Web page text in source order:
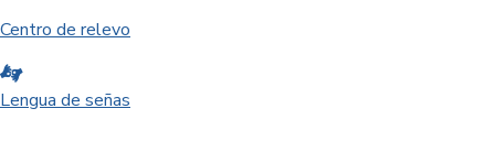
Centro de relevo
Lengua de señas